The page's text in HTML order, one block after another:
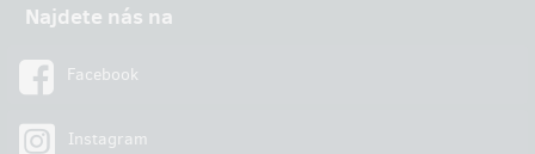
Najdete nás na
Facebook
Instagram